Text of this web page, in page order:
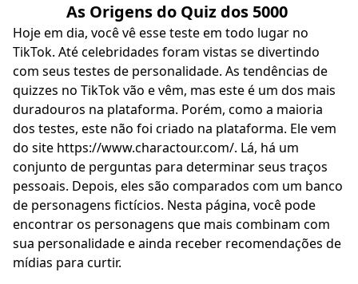
As Origens do Quiz dos 5000
Hoje em dia, você vê esse teste em todo lugar no
TikTok. Até celebridades foram vistas se divertindo
com seus testes de personalidade. As tendências de
quizzes no TikTok vão e vêm, mas este é um dos mais
duradouros na plataforma. Porém, como a maioria
dos testes, este não foi criado na plataforma. Ele vem
do site https://www.charactour.com/. Lá, há um
conjunto de perguntas para determinar seus traços
pessoais. Depois, eles são comparados com um banco
de personagens fictícios. Nesta página, você pode
encontrar os personagens que mais combinam com
sua personalidade e ainda receber recomendações de
mídias para curtir.